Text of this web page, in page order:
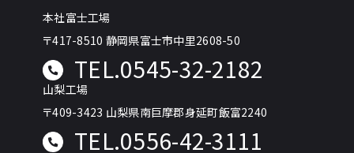
本社富士工場
〒417-8510 静岡県富士市中里2608-50
TEL.0545-32-2182
山梨工場
〒409-3423 山梨県南巨摩郡身延町飯富2240
TEL.0556-42-3111